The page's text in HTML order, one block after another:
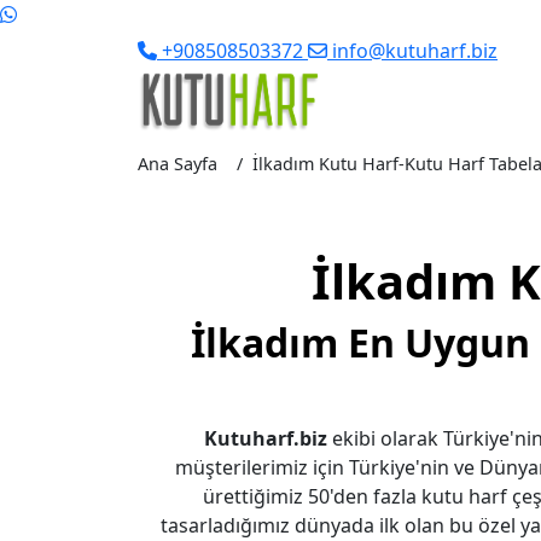
+908508503372 info@kutuharf.biz
Ana Sayfa İlkadım Kutu Harf-Kutu Harf
İlkadım
İlkadım En
Kutuharf.biz ekibi olarak
müşterilerimiz için Türkiye'nin ve
ürettiğimiz 50'den fazla kutu harf
tasarladığımız dünyada ilk olan bu özel